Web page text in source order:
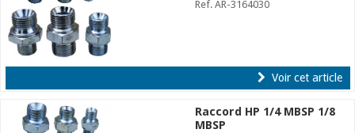
Ref. AR-3164030
Voir cet article
Raccord HP 1/4 MBSP 1/8
MBSP